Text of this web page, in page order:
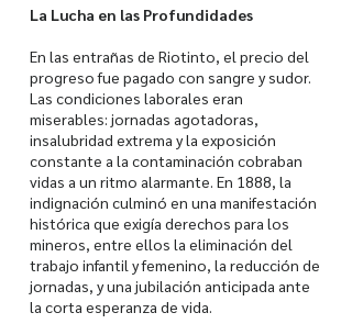
La Lucha en las Profundidades
En las entrañas de Riotinto, el precio del
progreso fue pagado con sangre y sudor.
Las condiciones laborales eran
miserables: jornadas agotadoras,
insalubridad extrema y la exposición
constante a la contaminación cobraban
vidas a un ritmo alarmante. En 1888, la
indignación culminó en una manifestación
histórica que exigía derechos para los
mineros, entre ellos la eliminación del
trabajo infantil y femenino, la reducción de
jornadas, y una jubilación anticipada ante
la corta esperanza de vida.